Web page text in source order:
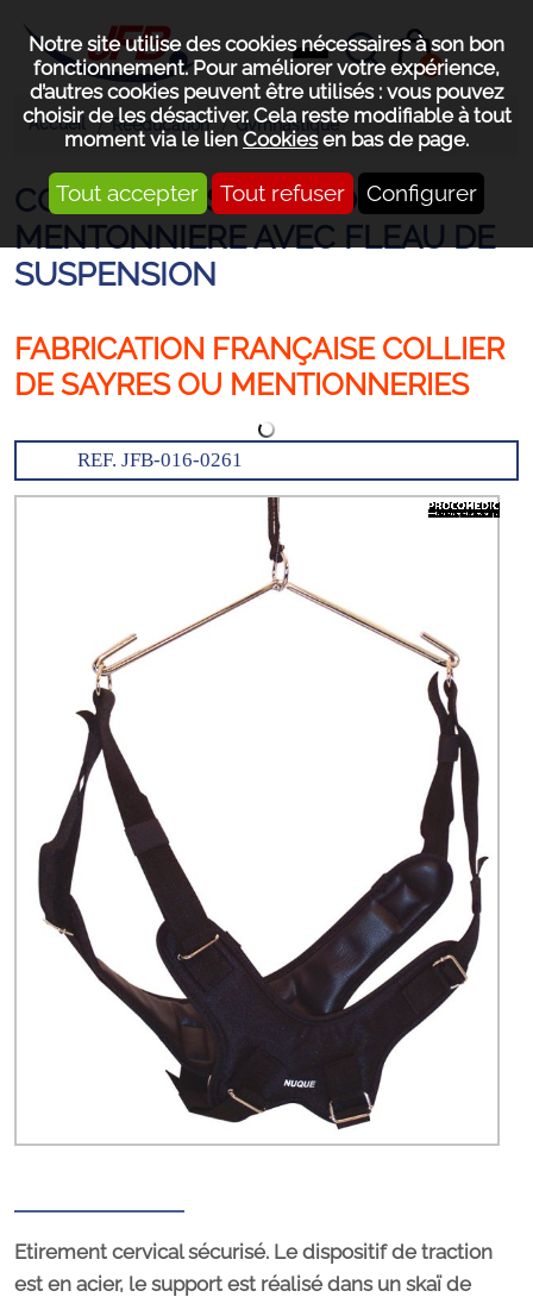
Notre site utilise des cookies nécessaires à son bon
fonctionnement. Pour améliorer votre expérience,
d’autres cookies peuvent être utilisés : vous pouvez
choisir de les désactiver. Cela reste modifiable à tout
moment via le lien Cookiesen bas de page.
Tout accepter Tout refuser Configurer
0
Accueil Rééducation Gymnastique
COLLIER DE SAYRES OU
MENTONNIERE AVEC FLEAU DE
SUSPENSION
FABRICATION FRANÇAISE COLLIER
DE SAYRES OU MENTIONNERIES
REF. JFB-016-0261
Etirement cervical sécurisé. Le dispositif de traction
est en acier, le support est réalisé dans un skaï de